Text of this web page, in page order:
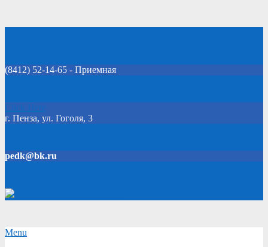
(8412) 52-14-65 - Приемная
Click Here
г. Пенза, ул. Гоголя, 3
pedk@bk.ru
Secondary
Menu